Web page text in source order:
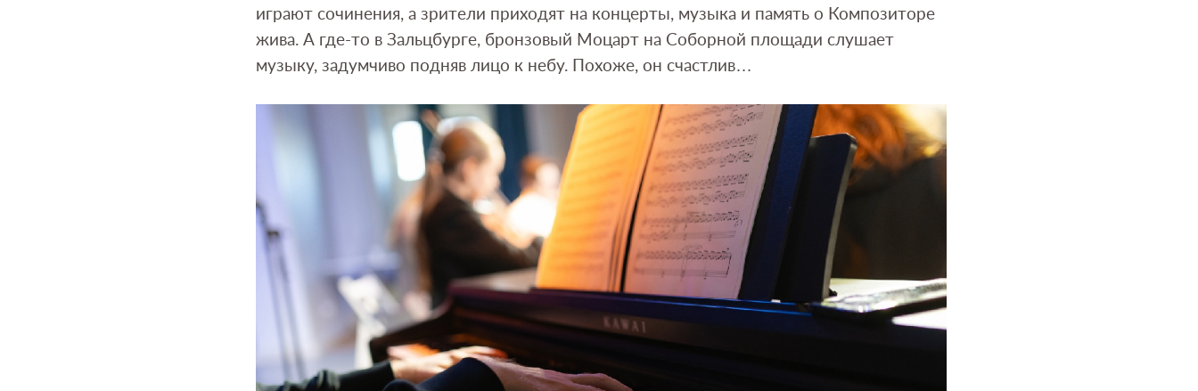
играют сочинения, а зрители приходят на концерты, музыка и память о Композиторе
жива. А где-то в Зальцбурге, бронзовый Моцарт на Соборной площади слушает
музыку, задумчиво подняв лицо к небу. Похоже, он счастлив…